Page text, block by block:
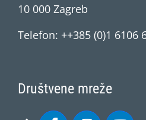
10 000 Zagreb
Telefon: ++385 (0)1 6106
Društvene mreže